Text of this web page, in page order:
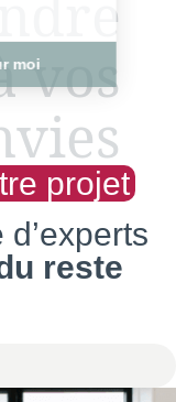
vos
projet
reste